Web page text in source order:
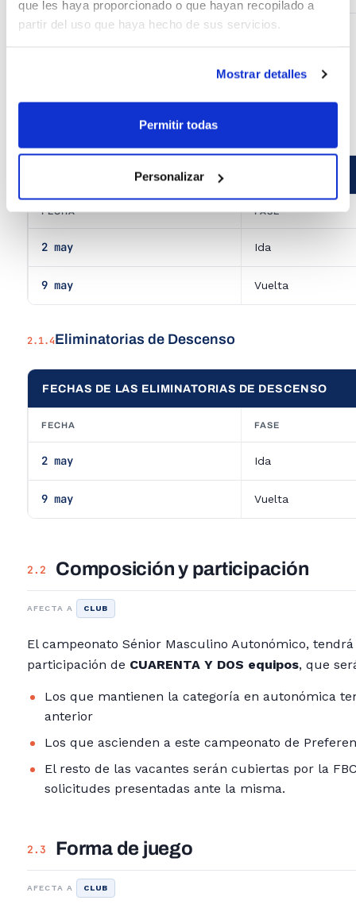
que les haya proporcionado o que hayan recopilado a
partir del uso que haya hecho de sus servicios.
Mostrar detalles
Permitir todas
Personalizar
Eliminatorias de Ascenso
FECHAS DE LAS ELIMINATORIAS DE ASCENSO
FECHA FASE
2 may Ida
9 may Vuelta
2.1.4Eliminatorias de Descenso
FECHAS DE LAS ELIMINATORIAS DE DESCENSO
FECHA FASE
2 may Ida
9 may Vuelta
2.2 Composición y participación
AFECTA A CLUB
El campeonato Sénior Masculino Autonómico,
participación de CUARENTA Y DOS equipos, que
Los que mantienen la categoría en autonómica
anterior
Los que ascienden a este campeonato de
El resto de las vacantes serán cubiertas por la
solicitudes presentadas ante la misma.
2.3 Forma de juego
AFECTA A CLUB